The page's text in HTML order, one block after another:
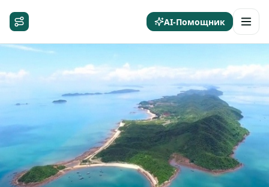
AI-Помощник